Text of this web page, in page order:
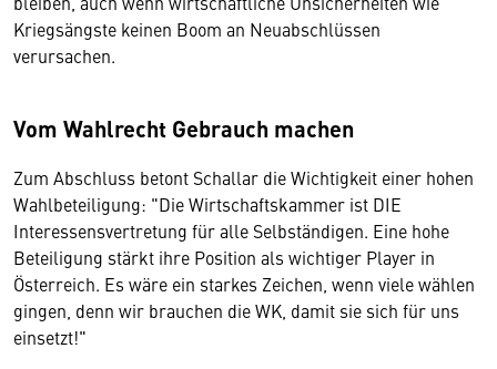
Kriegsängste keinen Boom an Neuabschlüssen
verursachen.
Vom Wahlrecht Gebrauch machen
Zum Abschluss betont Schallar die Wichtigkeit einer hohen
Wahlbeteiligung: "Die Wirtschaftskammer ist DIE
Interessensvertretung für alle Selbständigen. Eine hohe
Beteiligung stärkt ihre Position als wichtiger Player in
Österreich. Es wäre ein starkes Zeichen, wenn viele wählen
gingen, denn wir brauchen die WK, damit sie sich für uns
einsetzt!"